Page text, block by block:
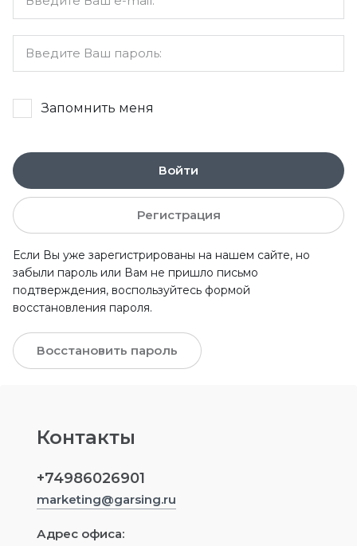
Запомнить меня
Войти
Регистрация
Если Вы уже зарегистрированы на нашем сайте, но
забыли пароль или Вам не пришло письмо
подтверждения, воспользуйтесь формой
восстановления пароля.
Восстановить пароль
Контакты
+74986026901
marketing@garsing.ru
Адрес офиса: